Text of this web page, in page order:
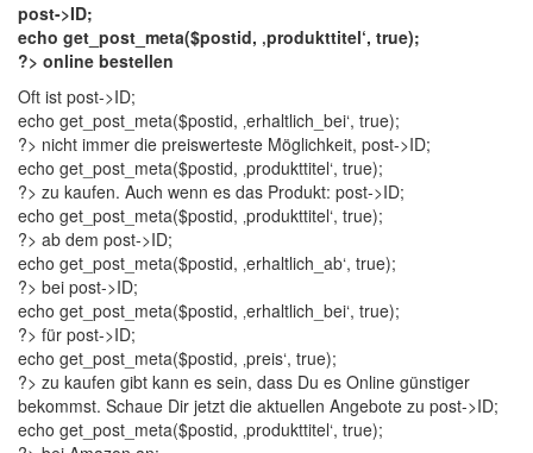
post->ID;
echo get_post_meta($postid, ‚produkttitel‘, true);
?> online bestellen
Oft ist post->ID;
echo get_post_meta($postid, ‚erhaltlich_bei‘, true);
?> nicht immer die preiswerteste Möglichkeit, post->ID;
echo get_post_meta($postid, ‚produkttitel‘, true);
?> zu kaufen. Auch wenn es das Produkt: post->ID;
echo get_post_meta($postid, ‚produkttitel‘, true);
?> ab dem post->ID;
echo get_post_meta($postid, ‚erhaltlich_ab‘, true);
?> bei post->ID;
echo get_post_meta($postid, ‚erhaltlich_bei‘, true);
?> für post->ID;
echo get_post_meta($postid, ‚preis‘, true);
?> zu kaufen gibt kann es sein, dass Du es Online günstiger
bekommst. Schaue Dir jetzt die aktuellen Angebote zu post->ID;
echo get_post_meta($postid, ‚produkttitel‘, true);